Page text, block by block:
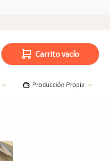
Carrito vacío
Producción Propia